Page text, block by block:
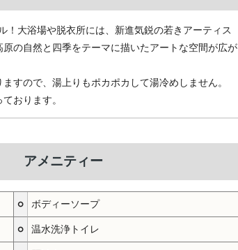
！大浴場や脱衣所には、新進気鋭の若きアーティス
原の自然と四季をテーマに描いたアートな空間が広が
すので、湯上りもポカポカして湯冷めしません。
おります。
アメニティー
○ ボディーソープ
○ 温水洗浄トイレ